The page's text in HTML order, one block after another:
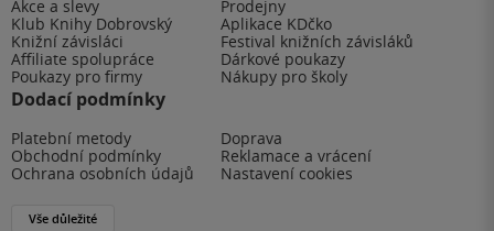
Akce a slevy
Prodejny
Klub Knihy Dobrovský
Aplikace KDčko
Knižní závisláci
Festival knižních závisláků
Affiliate spolupráce
Dárkové poukazy
Poukazy pro firmy
Nákupy pro školy
Dodací podmínky
Platební metody
Doprava
Obchodní podmínky
Reklamace a vrácení
Ochrana osobních údajů
Nastavení cookies
Vše důležité